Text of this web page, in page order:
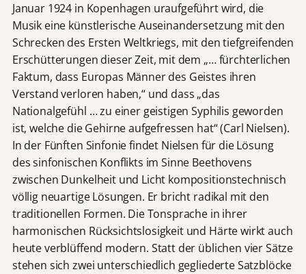
Januar 1924 in Kopenhagen uraufgeführt wird, die
Musik eine künstlerische Auseinandersetzung mit den
Schrecken des Ersten Weltkriegs, mit den tiefgreifenden
Erschütterungen dieser Zeit, mit dem „… fürchterlichen
Faktum, dass Europas Männer des Geistes ihren
Verstand verloren haben,“ und dass „das
Nationalgefühl … zu einer geistigen Syphilis geworden
ist, welche die Gehirne aufgefressen hat“ (Carl Nielsen).
In der Fünften Sinfonie findet Nielsen für die Lösung
des sinfonischen Konflikts im Sinne Beethovens
zwischen Dunkelheit und Licht kompositionstechnisch
völlig neuartige Lösungen. Er bricht radikal mit den
traditionellen Formen. Die Tonsprache in ihrer
harmonischen Rücksichtslosigkeit und Härte wirkt auch
heute verblüffend modern. Statt der üblichen vier Sätze
stehen sich zwei unterschiedlich gegliederte Satzblöcke